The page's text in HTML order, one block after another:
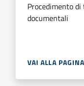
Procedimento
documentali
VAI ALLA PAGINA